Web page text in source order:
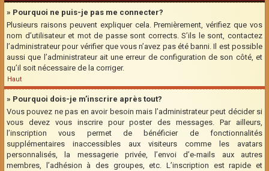
» Pourquoi ne puis-je pas me connecter?
Plusieurs raisons peuvent expliquer cela. Premièrement, vérifiez que vos
nom d’utilisateur et mot de passe sont corrects. S’ils le sont, contactez
l’administrateur pour vérifier que vous n’avez pas été banni. Il est possible
aussi que l’administrateur ait une erreur de configuration de son côté, et
qu’il soit nécessaire de la corriger.
Haut
» Pourquoi dois-je m’inscrire après tout?
Vous pouvez ne pas en avoir besoin mais l’administrateur peut décider si
vous devez vous inscrire pour poster des messages. Par ailleurs,
l’inscription vous permet de bénéficier de fonctionnalités
supplémentaires inaccessibles aux visiteurs comme les avatars
personnalisés, la messagerie privée, l’envoi d’e-mails aux autres
membres, l’adhésion à des groupes, etc. L’inscription est rapide et